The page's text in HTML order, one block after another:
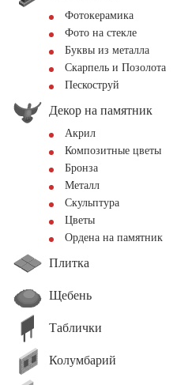
Фотокерамика
Фото на стекле
Буквы из металла
Скарпель и Позолота
Пескоструй
Декор на памятник
Акрил
Композитные цветы
Бронза
Металл
Скульптура
Цветы
Ордена на памятник
Плитка
Щебень
Таблички
Колумбарий